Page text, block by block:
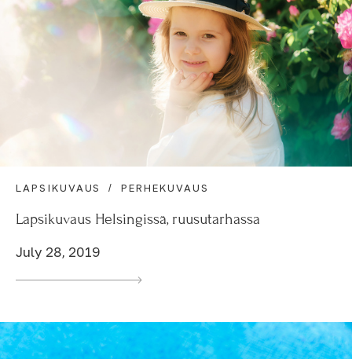
LAPSIKUVAUS PERHEKUVAUS
Lapsikuvaus Helsingissä, ruusutarhassa
July 28, 2019